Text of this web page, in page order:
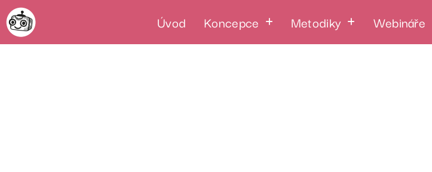
Úvod Koncepce Metodiky Webináře